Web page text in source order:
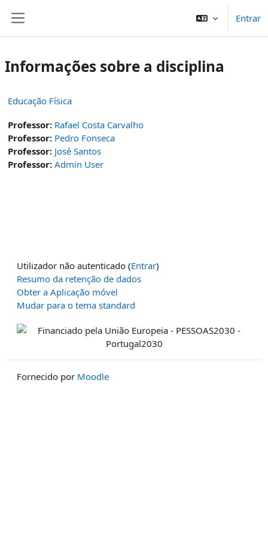
Entrar
Informações sobre a disciplina
Educação Física
Professor: Rafael Costa Carvalho
Professor: Pedro Fonseca
Professor: José Santos
Professor: Admin User
Utilizador não autenticado (Entrar)
Resumo da retenção de dados
Obter a Aplicação móvel
Mudar para o tema standard
Fornecido por Moodle